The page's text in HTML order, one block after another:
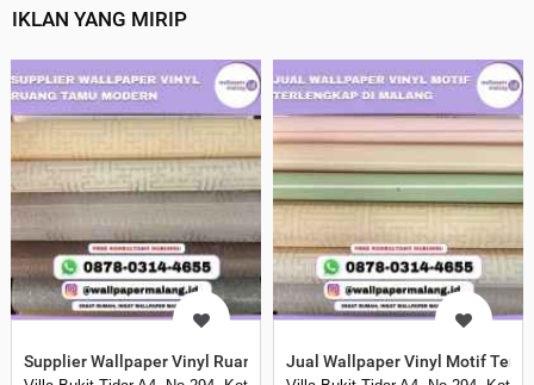
IKLAN YANG MIRIP
Supplier Wallpaper Vinyl Ruang Tamu ModernJual Wallpaper Vinyl Motif